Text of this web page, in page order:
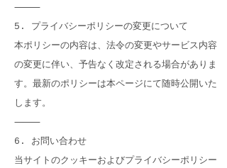
⸻
5. プライバシーポリシーの変更について
本ポリシーの内容は、法令の変更やサービス内容
の変更に伴い、予告なく改定される場合がありま
す。最新のポリシーは本ページにて随時公開いた
します。
⸻
6. お問い合わせ
当サイトのクッキーおよびプライバシーポリシー